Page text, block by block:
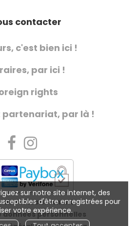
sur notre site internet, des
d'être enregistrées pour
votre expérience.
contacter
c'est bien ici !
par ici !
rights
partenariat, par là !
de référencement
données personnelles